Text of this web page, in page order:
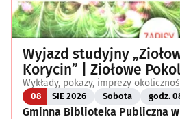
Wyjazd studyjny
Korycin” | Ziołowe
Wykłady, pokazy, imprezy
08 SIE 2026 Sobota godz.
Gminna Biblioteka Publiczna w